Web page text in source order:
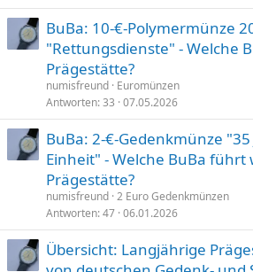
BuBa: 10-€-Polymermünze
"Rettungsdienste" - Welche
Prägestätte?
numisfreund Euromünzen
Antworten 33 07.05.2026
BuBa: 2-€-Gedenkmünze
Einheit" - Welche BuBa führt
Prägestätte?
numisfreund 2 Euro Gedenkmünzen
Antworten 47 06.01.2026
Übersicht: Langjährige